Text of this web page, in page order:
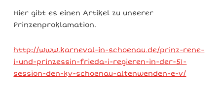
Hier gibt es einen Artikel zu unserer
Prinzenproklamation.
http://www.karneval-in-schoenau.de/prinz-rene-
i-und-prinzessin-frieda-i-regieren-in-der-51-
session-den-kv-schoenau-altenwenden-e-v/